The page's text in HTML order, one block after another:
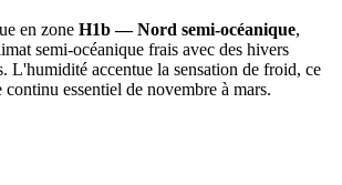
en zone H1b — Nord semi-océanique,
semi-océanique frais avec des hivers
L'humidité accentue la sensation de froid, ce
essentiel de novembre à mars.